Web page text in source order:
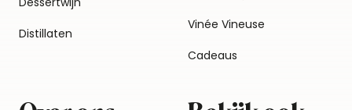
Distillaten
Vinée Vineuse
Cadeaus